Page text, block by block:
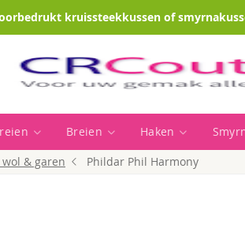
kruissteekkussen of
Breien Haken
& garen Phildar Phil Harmony